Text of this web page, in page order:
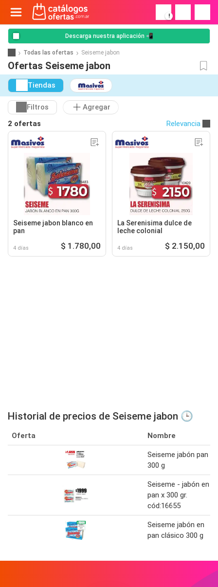
!
Descarga nuestra aplicación 📲
Todas las ofertas Seiseme jabon
Ofertas Seiseme jabon
Tiendas
Filtros
Agregar
2 ofertas
Relevancia
Seiseme jabon blanco en
pan
4 días $ 1.780,00
La Serenisima dulce de
leche colonial
4 días $ 2.150,00
Historial de precios de Seiseme jabon 🕒
Oferta Nombre
Seiseme jabón pan
300 g
Seiseme - jabón en
pan x 300 gr.
cód:16655
Seiseme jabón en
pan clásico 300 g